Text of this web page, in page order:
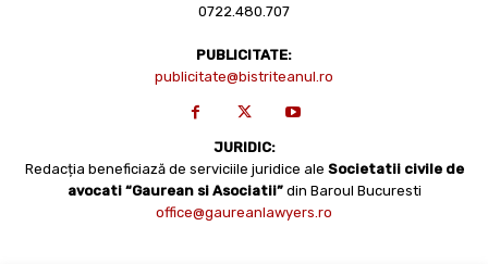
0722.480.707
PUBLICITATE:
publicitate@bistriteanul.ro
JURIDIC:
Redacția beneficiază de serviciile juridice ale Societatii civile de
avocati “Gaurean si Asociatii” din Baroul Bucuresti
office@gaureanlawyers.ro